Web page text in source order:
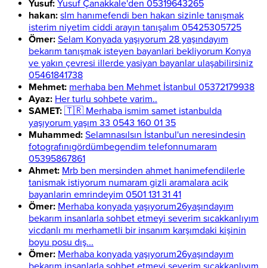
Yusuf: Yusuf Çanakkale'den 05319643265
hakan: slm hanımefendi ben hakan sizinle tanışmak
isterim niyetim ciddi arayın tanışalım 05425305725
Ömer: Selam Konyada yaşıyorum 28 yaşındayım
bekarım tanışmak isteyen bayanlari bekliyorum Konya
ve yakın çevresi illerde yasiyan bayanlar ulaşabilirsiniz
05461841738
Mehmet: merhaba ben Mehmet İstanbul 05372179938
Ayaz: Her turlu sohbete varim..
SAMET: 🇹🇷 Merhaba ismim samet istanbulda
yaşıyorum yaşım 33 0543 160 01 35
Muhammed: Selamnasılsın İstanbul'un neresindesin
fotografınıgördümbegendim telefonnumaram
05395867861
Ahmet: Mrb ben mersinden ahmet hanimefendilerle
tanismak istiyorum numaram gizli aramalara acik
bayanlarin emrindeyim 0501 131 31 41
Ömer: Merhaba konyada yaşıyorum26yaşındayım
bekarım insanlarla sohbet etmeyi severim sıcakkanlıyım
vicdanlı mı merhametli bir insanım karşımdaki kişinin
boyu posu dış...
Ömer: Merhaba konyada yaşıyorum26yaşındayım